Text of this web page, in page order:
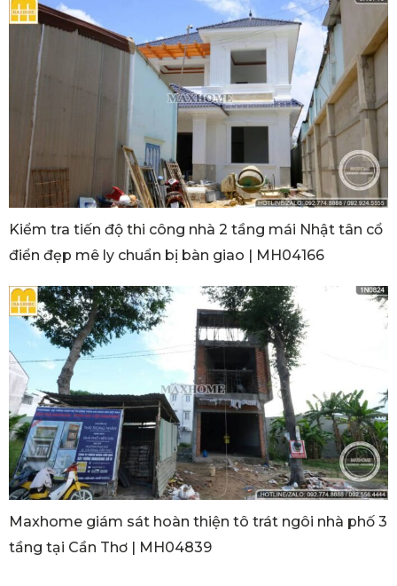
Kiểm tra tiến độ thi công nhà 2 tầng mái Nhật tân cổ
điển đẹp mê ly chuẩn bị bàn giao | MH04166
Maxhome giám sát hoàn thiện tô trát ngôi nhà phố 3
tầng tại Cần Thơ | MH04839